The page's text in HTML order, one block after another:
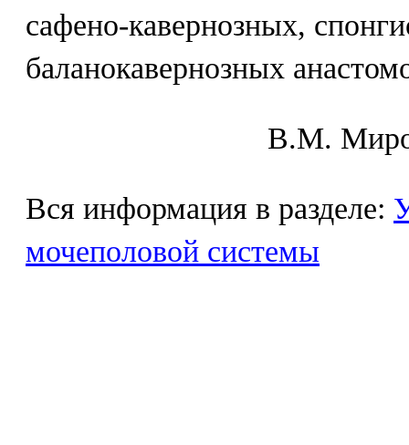
сафено-кавернозных,
баланокавернозных
В.М.
Вся информация в разделе:
мочеполовой системы